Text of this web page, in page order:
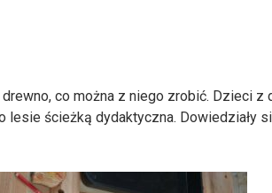
co można z niego zrobić. Dzieci z
ścieżką dydaktyczna. Dowiedziały